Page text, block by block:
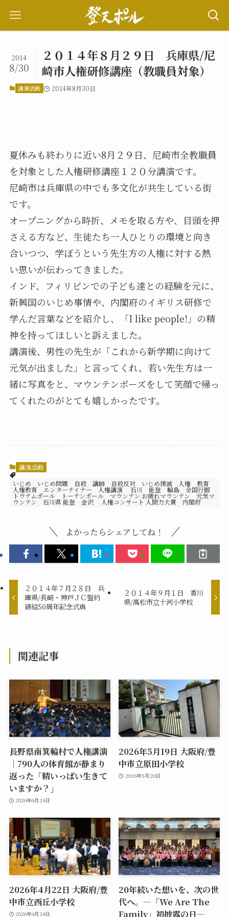
２０１４年８月２９日 兵庫県/尼
崎市人権研修講座（教職員対象）
2014
8/30
講演活動 2014年8月30日
夏休みも終わりに近い8月２９日、尼崎市全教職員
を対象とした人権研修講座１２０分講演です。
尼崎市は兵庫県の中でも多文化が共生している街
です。
オープニングから時折、メモを取る方や、目頭を押
さえる方など、生徒たち一人ひとりの環境と向き
合いつつ、学ぼうという先生方の人権に対する熱
い思いが伝わってきました。
インド、フィリピンでの子ども達との経験を元に、
新興国のいじめ事情や、内閣府のイギリス研修で
学んだ言葉などを紹介し、「I like people!」の精
神を持ってほしいと訴えました。
講演後、男性の先生が「これから新学期に向けて
元気が出ました」と言ってくれ、若い先生方は一
緒に写真をと、マウンテンポーズをして笑顔で帰っ
てくれたのがとても嬉しかったです。
講演活動
いじめ いじめ問題 自殺 講師 自殺反対 いじめ撲滅 人権 教育
人権教育 エンターテイナー 人権講演 石川 能登 輪島 全国行脚
トウテムポール トーテンポール マウンテン お疲れマウンテン 元気マ
ウンテン 石川県 能登 金沢 人権コンサート 人間力大賞 内閣府
よかったらシェアしてね！
２０１４年７月２８日 兵
庫県/長崎・神戸ＪＣ盟約
締結50周年記念式典
２０１４年９月１日 香川
県/高松市立十河小学校
関連記事
長野県南箕輪村で人権講演
｜790人の体育館が静まり
返った「精いっぱい生きて
いますか？」
2026年6月24日
2026年5月19日 大阪府/豊
中市立原田小学校
2026年5月20日
2026年4月22日 大阪府/豊
中市立西丘小学校
2026年4月24日
20年続いた想いを、次の世
代へ。―「We Are The
Family」初披露の日―